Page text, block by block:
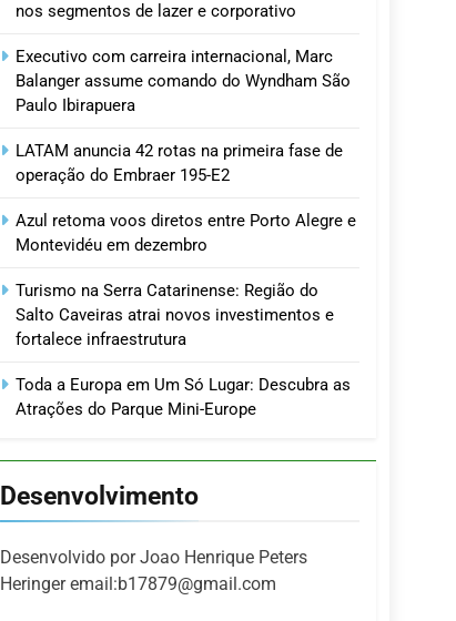
nos segmentos de lazer e corporativo
Executivo com carreira internacional, Marc
Balanger assume comando do Wyndham São
Paulo Ibirapuera
LATAM anuncia 42 rotas na primeira fase de
operação do Embraer 195-E2
Azul retoma voos diretos entre Porto Alegre e
Montevidéu em dezembro
Turismo na Serra Catarinense: Região do
Salto Caveiras atrai novos investimentos e
fortalece infraestrutura
Toda a Europa em Um Só Lugar: Descubra as
Atrações do Parque Mini-Europe
Desenvolvimento
Desenvolvido por Joao Henrique Peters
Heringer email:b17879@gmail.com